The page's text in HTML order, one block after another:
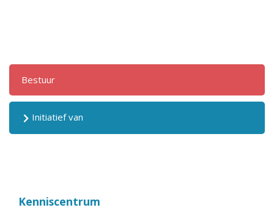
Bestuur
Initiatief van
Kenniscentrum